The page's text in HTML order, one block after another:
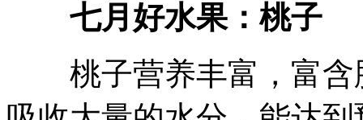
七月好水果：桃子
桃子营养丰富，富含